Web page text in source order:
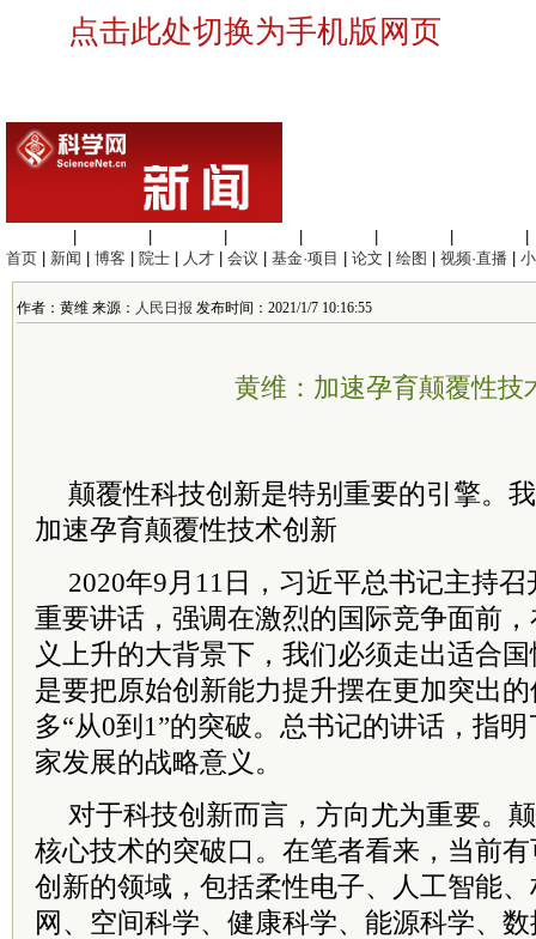
点击此处切换为手机版网页
首页
新闻 博客 院士 人才 会议 基金·项目 论文 绘图 视频·直播
作者：黄维 来源： 人民日报 发布时间：2021/1/7 10:16:55
黄维：加速孕育颠覆性技
颠覆性科技创新是特别重要的引擎。
加速孕育颠覆性技术创新
2020年9月11日， 习近平总书记主持召
重要讲话，强调在激烈的国际竞争面前
义上升的大背景下，我们必须走出适合
是要把原始创新能力提升摆在更加突出
多“从0到1”的突破。总书记的讲话，指
家发展的战略意义。
对于科技创新而言，方向尤为重要。
核心技术的突破口。在笔者看来，当前
创新的领域，包括柔性电子、人工智能
网、空间科学、健康科学、能源科学、